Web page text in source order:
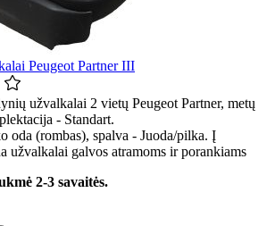
Peugeot Partner III
užvalkalai 2 vietų Peugeot Partner, metų
- Standart.
oda (rombas), spalva - Juoda/pilka. Į
užvalkalai galvos atramoms ir porankiams
2-3 savaitės.